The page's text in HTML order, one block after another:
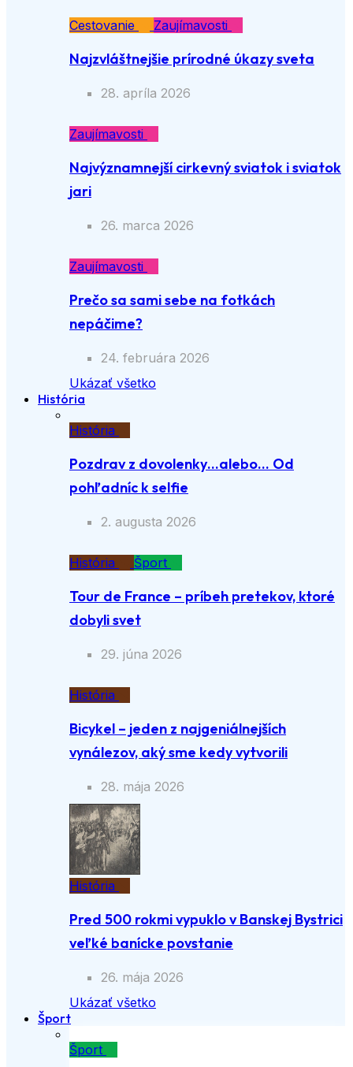
Cestovanie Zaujímavosti
Najzvláštnejšie prírodné úkazy sveta
28. apríla 2026
Zaujímavosti
Najvýznamnejší cirkevný sviatok i sviatok
jari
26. marca 2026
Zaujímavosti
Prečo sa sami sebe na fotkách
nepáčime?
24. februára 2026
Ukázať všetko
História
História
Pozdrav z dovolenky…alebo… Od
pohľadníc k selfie
2. augusta 2026
História Šport
Tour de France – príbeh pretekov, ktoré
dobyli svet
29. júna 2026
História
Bicykel – jeden z najgeniálnejších
vynálezov, aký sme kedy vytvorili
28. mája 2026
História
Pred 500 rokmi vypuklo v Banskej Bystrici
veľké banícke povstanie
26. mája 2026
Ukázať všetko
Šport
Šport